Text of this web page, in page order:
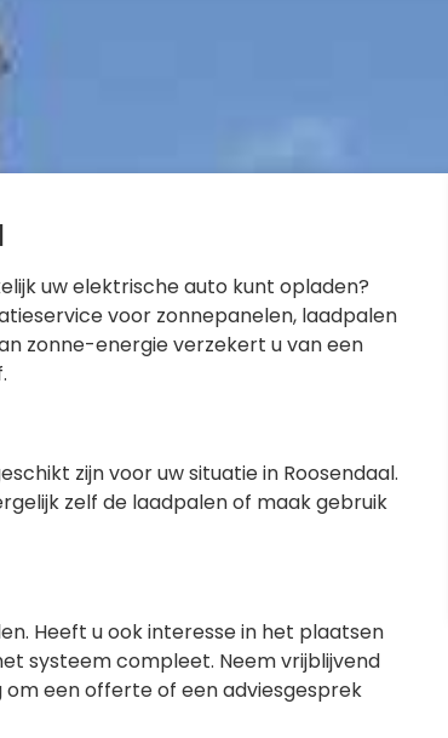
uw elektrische auto kunt opladen?
voor zonnepanelen, laadpalen
zonne-energie verzekert u van een
zijn voor uw situatie in Roosendaal.
zelf de laadpalen of maak gebruik
Heeft u ook interesse in het plaatsen
systeem compleet. Neem vrijblijvend
een offerte of een adviesgesprek